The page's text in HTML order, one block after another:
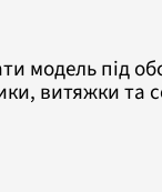
модель під
витяжки та